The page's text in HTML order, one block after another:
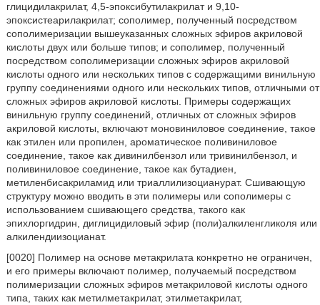
глицидилакрилат, 4,5-эпоксибутилакрилат и 9,10-
эпоксистеарилакрилат; сополимер, полученный посредством
сополимеризации вышеуказанных сложных эфиров акриловой
кислоты двух или больше типов; и сополимер, полученный
посредством сополимеризации сложных эфиров акриловой
кислоты одного или нескольких типов с содержащими винильную
группу соединениями одного или нескольких типов, отличными от
сложных эфиров акриловой кислоты. Примеры содержащих
винильную группу соединений, отличных от сложных эфиров
акриловой кислоты, включают моновиниловое соединение, такое
как этилен или пропилен, ароматическое поливиниловое
соединение, такое как дивинилбензол или тривинилбензол, и
поливиниловое соединение, такое как бутадиен,
метиленбисакриламид или триаллилизоцианурат. Сшивающую
структуру можно вводить в эти полимеры или сополимеры с
использованием сшивающего средства, такого как
эпихлоргидрин, диглицидиловый эфир (поли)алкиленгликоля или
алкилендиизоцианат.
[0020] Полимер на основе метакрилата конкретно не ограничен,
и его примеры включают полимер, получаемый посредством
полимеризации сложных эфиров метакриловой кислоты одного
типа, таких как метилметакрилат, этилметакрилат,